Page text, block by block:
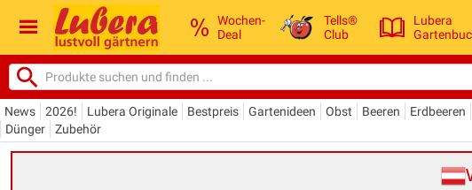
Wochen-
Deal
Tells®
Club
Lubera
News 2026! Lubera Originale Bestpreis Gartenideen Obst Beeren Erdbeeren
Dünger
Zubehör